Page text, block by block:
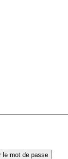
le mot de passe